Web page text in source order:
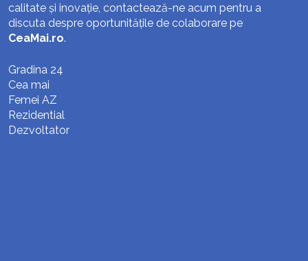
calitate și inovație, contactează-ne acum pentru a
discuta despre oportunitățile de colaborare pe
CeaMai.ro.
Gradina 24
Cea mai
Femei AZ
Rezidential
Dezvoltator